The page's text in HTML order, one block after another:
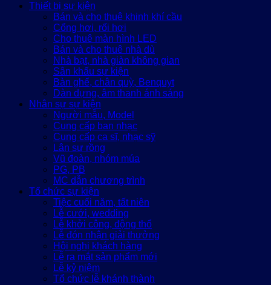
Thiết bị sự kiện
Bán và cho thuê khinh khí cầu
Cổng hơi, rối hơi
Cho thuê màn hình LED
Bán và cho thuê nhà dù
Nhà bạt, nhà giàn không gian
Sân khấu sự kiện
Bàn ghế, chân quỳ, Benquyt
Dàn dựng, âm thanh ánh sáng
Nhân sự sự kiện
Người mẫu, Model
Cung cấp ban nhạc
Cung cấp ca sĩ, nhạc sỹ
Lân sư rồng
Vũ đoàn, nhóm múa
PG, PB
MC dẫn chương trình
Tổ chức sự kiện
Tiệc cuối năm, tất niên
Lễ cưới, wedding
Lễ khởi công, động thổ
Lễ đón nhận giải thưởng
Hội nghị khách hàng
Lễ ra mắt sản phẩm mới
Lễ kỷ niệm
Tổ chức lễ khánh thành